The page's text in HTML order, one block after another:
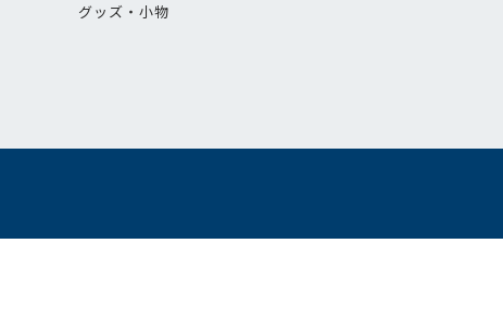
グッズ・小物